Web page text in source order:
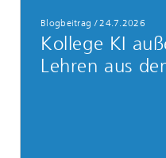
Blogbeitrag / 24.7.2026
Kollege KI
Lehren aus